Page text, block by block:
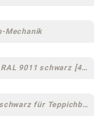
Mechanik
Polyamid Fußkreuz RAL 9011 schwarz [44]
DR1 Rollen schwarz für Teppichböden [10]